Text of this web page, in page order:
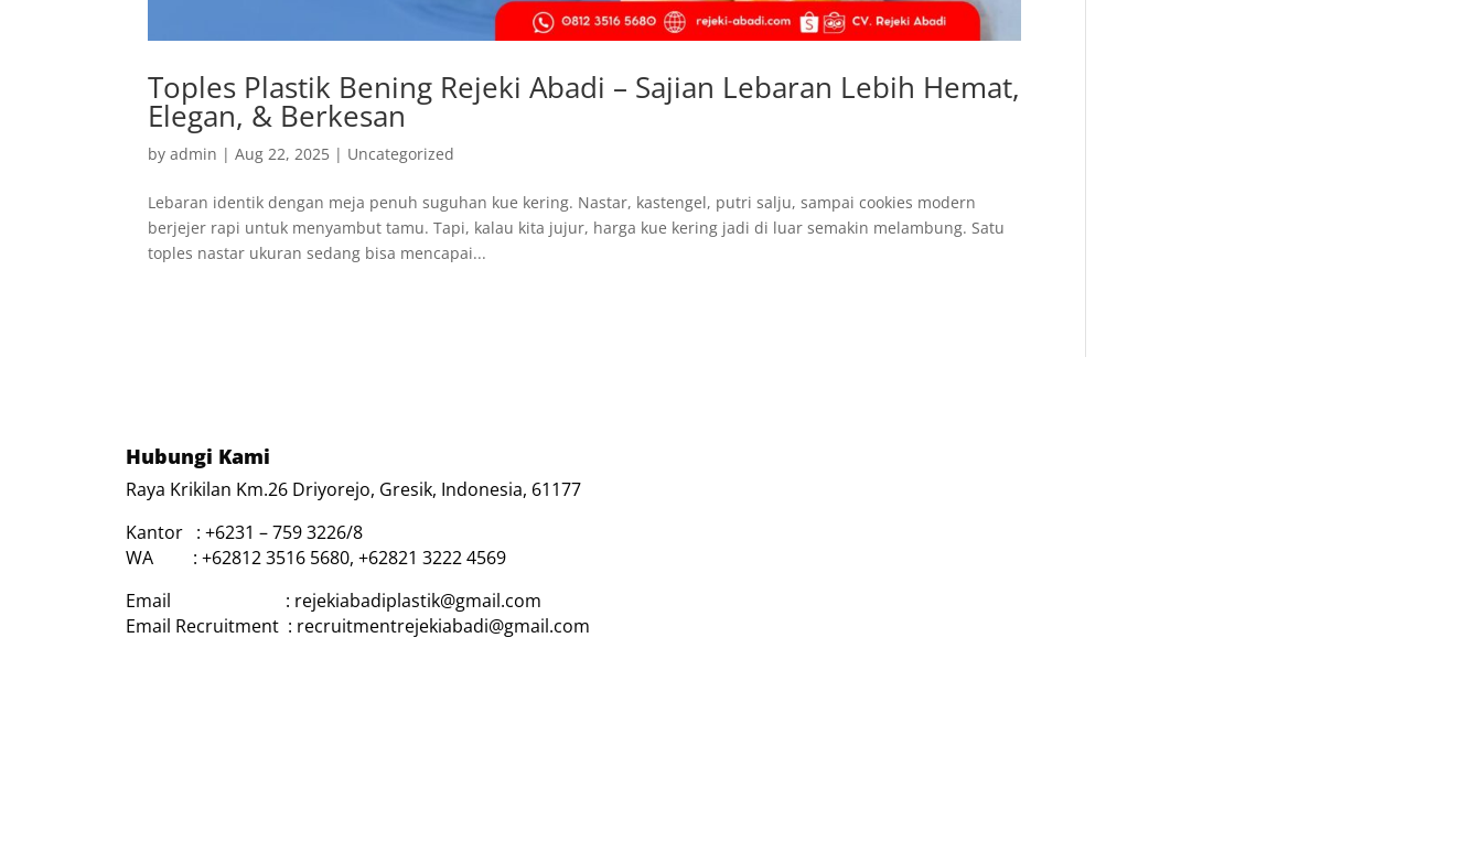
Toples Plastik Bening Rejeki Abadi – Sajian Lebaran Lebih Hemat,
Elegan, & Berkesan
byadmin |Aug 22, 2025 | Uncategorized
Lebaran identik dengan meja penuh suguhan kue kering. Nastar, kastengel, putri salju, sampai cookies modern
berjejer rapi untuk menyambut tamu. Tapi, kalau kita jujur, harga kue kering jadi di luar semakin melambung. Satu
toples nastar ukuran sedang bisa mencapai...
Hubungi Kami
Raya Krikilan Km.26 Driyorejo, Gresik, Indonesia, 61177
Kantor : +6231 – 759 3226/8
WA : +62812 3516 5680, +62821 3222 4569
Email : rejekiabadiplastik@gmail.com
Email Recruitment : recruitmentrejekiabadi@gmail.com